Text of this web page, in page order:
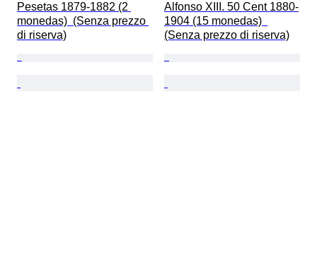
Pesetas 1879-1882 (2
monedas)  (Senza prezzo
di riserva)
Alfonso XIII. 50 Cent 1880-
1904 (15 monedas)
(Senza prezzo di riserva)